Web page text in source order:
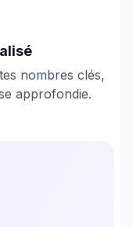
nombres clés,
approfondie.